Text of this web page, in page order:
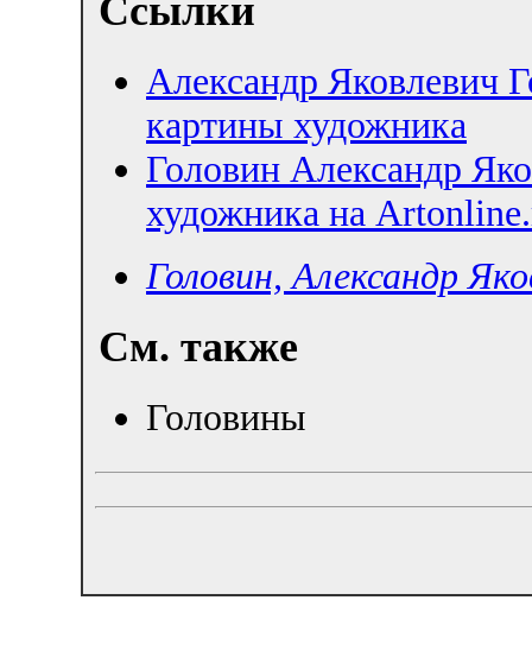
Ссылки
Александр Яковлевич
картины художника
Головин Александр
художника на
Головин, Александр
См. также
Головины